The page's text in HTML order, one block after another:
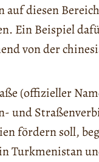
diesen
Ein Beispiel
von der
(offizieller
und
fördern soll,
Turkmenistan